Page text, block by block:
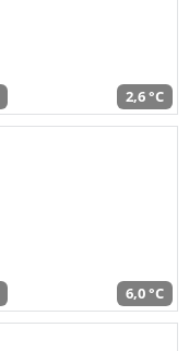
2,6 °C
6,0 °C